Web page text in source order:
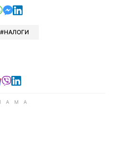
в Telegram
в Facebook
в Xв Viber
отправить в Whatsapp
отправить в Messenger
отправить в LinkedIn
НАЛОГИ
Telegram
в Facebook
в X
Читайте в Google news
Читайте в Viber
Читайте в LinkedIn